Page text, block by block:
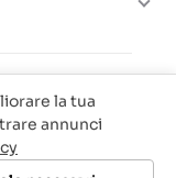
la tua
annunci